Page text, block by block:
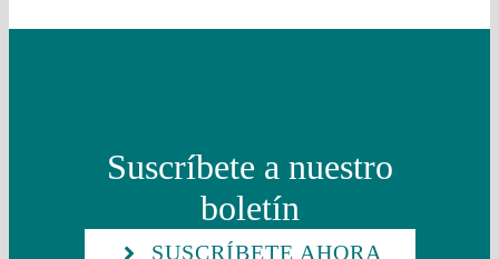
Suscríbete a nuestro
boletín
SUSCRÍBETE AHORA